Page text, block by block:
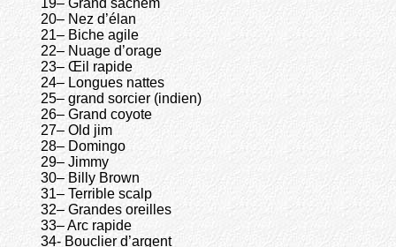
20– Nez d’élan
21– Biche agile
22– Nuage d’orage
23– Œil rapide
24– Longues nattes
25– grand sorcier (indien)
26– Grand coyote
27– Old jim
28– Domingo
29– Jimmy
30– Billy Brown
31– Terrible scalp
32– Grandes oreilles
33– Arc rapide
34- Bouclier d’argent